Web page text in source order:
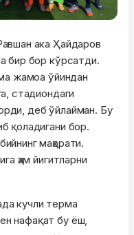
ака Ҳайдаров
бир бор кўрсатди.
жамоа ўйиндан
стадиондаги
деб ўйлайман. Бу
қоладигани бор.
маҳорати.
ҳам йигитларни
кучли терма
нафақат бу ёш,